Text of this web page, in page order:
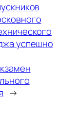
успешно
→